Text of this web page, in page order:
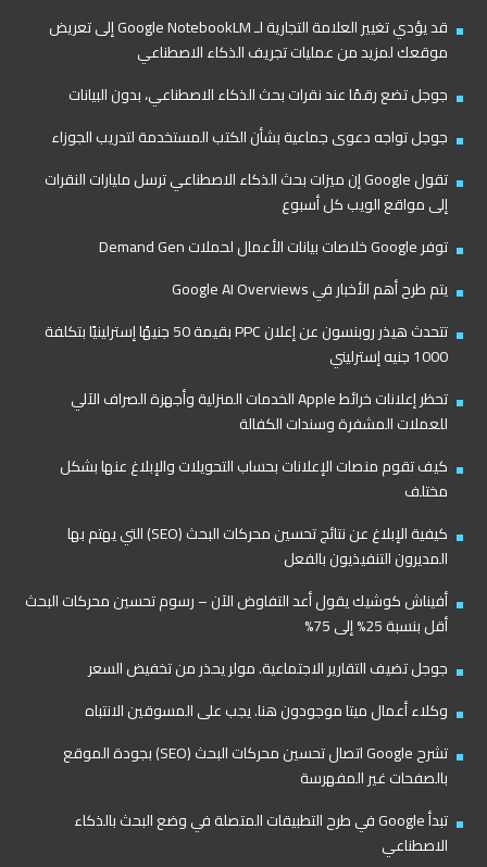
قد يؤدي تغيير العلامة التجارية لـ Google NotebookLM إلى تعريض
موقعك لمزيد من عمليات تجريف الذكاء الاصطناعي
جوجل تضع رقمًا عند نقرات بحث الذكاء الاصطناعي، بدون البيانات
جوجل تواجه دعوى جماعية بشأن الكتب المستخدمة لتدريب الجوزاء
تقول Google إن ميزات بحث الذكاء الاصطناعي ترسل مليارات النقرات
إلى مواقع الويب كل أسبوع
توفر Google خلاصات بيانات الأعمال لحملات Demand Gen
يتم طرح أهم الأخبار في Google AI Overviews
تتحدث هيذر روبنسون عن إعلان PPC بقيمة 50 جنيهًا إسترلينيًا بتكلفة
1000 جنيه إسترليني
تحظر إعلانات خرائط Apple الخدمات المنزلية وأجهزة الصراف الآلي
للعملات المشفرة وسندات الكفالة
كيف تقوم منصات الإعلانات بحساب التحويلات والإبلاغ عنها بشكل
مختلف
كيفية الإبلاغ عن نتائج تحسين محركات البحث (SEO) التي يهتم بها
المديرون التنفيذيون بالفعل
أفيناش كوشيك يقول أعد التفاوض الآن – رسوم تحسين محركات البحث
أقل بنسبة 25% إلى 75%
جوجل تضيف التقارير الاجتماعية. مولر يحذر من تخفيض السعر
وكلاء أعمال ميتا موجودون هنا. يجب على المسوقين الانتباه
تشرح Google اتصال تحسين محركات البحث (SEO) بجودة الموقع
بالصفحات غير المفهرسة
تبدأ Google في طرح التطبيقات المتصلة في وضع البحث بالذكاء
الاصطناعي